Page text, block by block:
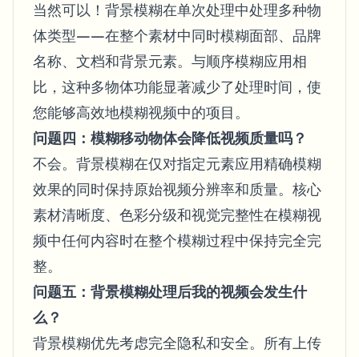
当然可以！背景模糊在单次处理中处理多种物
体类型——在整个素材中同时模糊面部、品牌
名称、文档和背景元素。与顺序模糊应用相
比，这种多物体功能显著减少了处理时间，使
您能够高效地模糊视频中的项目。
问题四：模糊移动物体会降低视频质量吗？
不会。背景模糊在仅对指定元素应用精确模糊
效果的同时保持原始视频分辨率和质量。核心
素材清晰度、色彩分级和视觉完整性在模糊视
频中任何内容时在整个模糊过程中保持完全完
整。
问题五：背景模糊处理后我的视频会发生什
么？
背景模糊优先考虑完全隐私和安全。所有上传